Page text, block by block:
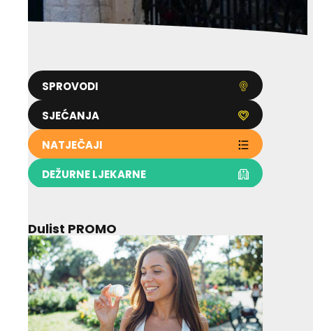
SPROVODI
SJEĆANJA
NATJEČAJI
DEŽURNE LJEKARNE
Dulist PROMO